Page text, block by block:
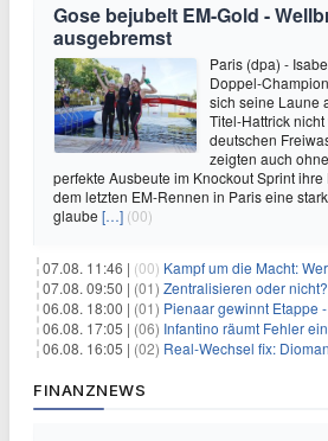
Gose bejubelt EM-Gold -
ausgebremst
Paris (dpa) -
Doppel-
sich seine Laune
Titel-Hattrick
deutschen
zeigten auch
perfekte Ausbeute im Knockout Sprint
dem letzten EM-Rennen in Paris eine
glaube […] (00)
07.08. 11:46 | (00) Kampf um die Macht: Wer
07.08. 09:50 | (01) Zentralisieren oder nicht?
06.08. 18:00 | (01) Pienaar gewinnt Etappe -
06.08. 17:05 | (06) Infantino räumt Fehler ein -
06.08. 16:05 | (02) Real-Wechsel fix:
FINANZNEWS